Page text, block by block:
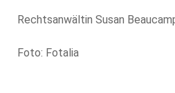
Rechtsanwältin Susan
Foto: Fotalia